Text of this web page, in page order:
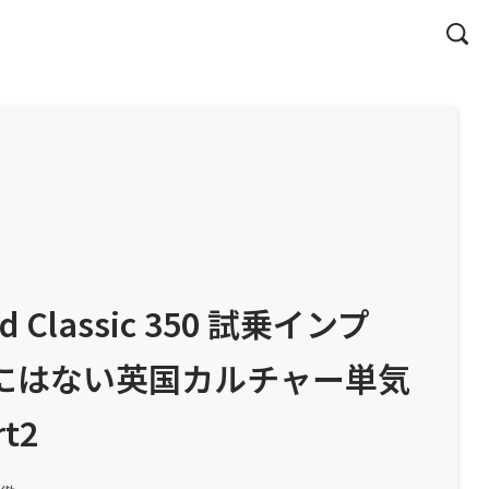
Classic 350 試乗インプ
はない英国カルチャー単気